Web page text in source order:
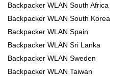
Backpacker WLAN South Africa
Backpacker WLAN South Korea
Backpacker WLAN Spain
Backpacker WLAN Sri Lanka
Backpacker WLAN Sweden
Backpacker WLAN Taiwan